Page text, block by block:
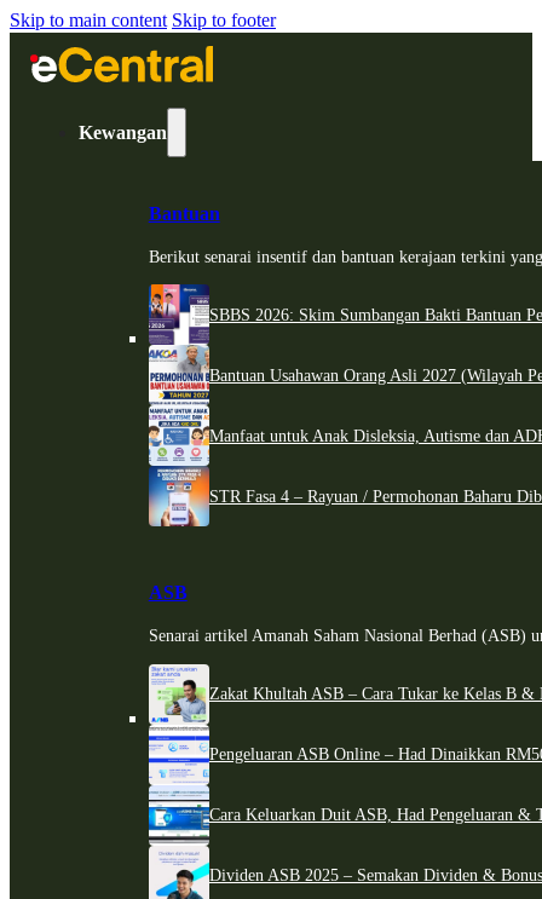
Skip to main content Skip to footer
Kewangan
Bantuan
Berikut senarai insentif dan bantuan kerajaan terkini
SBBS 2026: Skim Sumbangan Bakti Bantuan
Bantuan Usahawan Orang Asli 2027 (Wilayah
Manfaat untuk Anak Disleksia, Autisme dan
STR Fasa 4 – Rayuan / Permohonan Baharu
ASB
Senarai artikel Amanah Saham Nasional Berhad (ASB)
Zakat Khultah ASB – Cara Tukar ke Kelas B &
Pengeluaran ASB Online – Had Dinaikkan
Cara Keluarkan Duit ASB, Had Pengeluaran &
Dividen ASB 2025 – Semakan Dividen &